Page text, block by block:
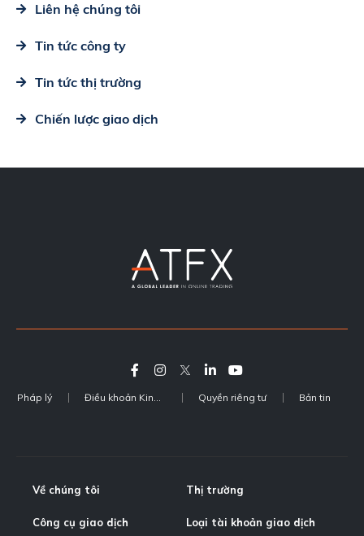
Liên hệ chúng tôi
Tin tức công ty
Tin tức thị trường
Chiến lược giao dịch
Pháp lý Quyền riêng tư Bản tin
Về chúng tôi Thị trường
Công cụ giao dịch Loại tài khoản giao dịch